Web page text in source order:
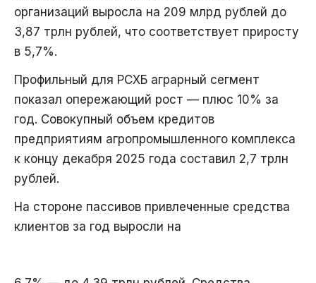
организаций выросла на 209 млрд рублей до
3,87 трлн рублей, что соответствует приросту
в 5,7%.
Профильный для РСХБ аграрный сегмент
показал опережающий рост — плюс 10% за
год. Совокупный объем кредитов
предприятиям агропромышленного комплекса
к концу декабря 2025 года составил 2,7 трлн
рублей.
На стороне пассивов привлеченные средства
клиентов за год выросли на